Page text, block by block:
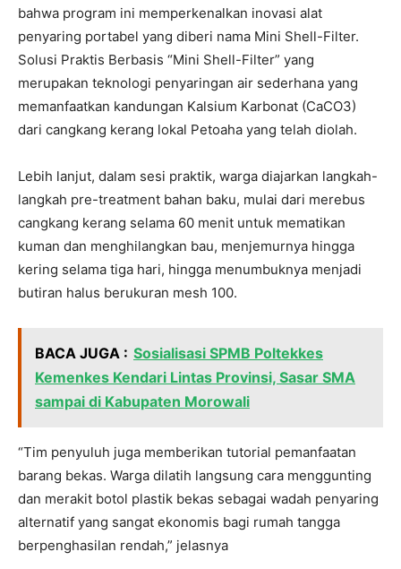
bahwa program ini memperkenalkan inovasi alat
penyaring portabel yang diberi nama Mini Shell-Filter.
Solusi Praktis Berbasis “Mini Shell-Filter” yang
merupakan teknologi penyaringan air sederhana yang
memanfaatkan kandungan Kalsium Karbonat (CaCO3)
dari cangkang kerang lokal Petoaha yang telah diolah.
Lebih lanjut, dalam sesi praktik, warga diajarkan langkah-
langkah pre-treatment bahan baku, mulai dari merebus
cangkang kerang selama 60 menit untuk mematikan
kuman dan menghilangkan bau, menjemurnya hingga
kering selama tiga hari, hingga menumbuknya menjadi
butiran halus berukuran mesh 100.
BACA JUGA : Sosialisasi SPMB Poltekkes
Kemenkes Kendari Lintas Provinsi, Sasar SMA
sampai di Kabupaten Morowali
“Tim penyuluh juga memberikan tutorial pemanfaatan
barang bekas. Warga dilatih langsung cara menggunting
dan merakit botol plastik bekas sebagai wadah penyaring
alternatif yang sangat ekonomis bagi rumah tangga
berpenghasilan rendah,” jelasnya